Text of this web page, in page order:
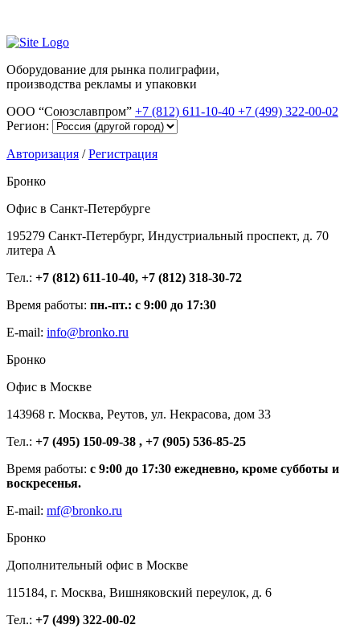
Оборудование для рынка полиграфии,
производства рекламы и упаковки
ООО “Союзславпром” +7 (812) 611-10-40 +7 (499) 322-00-02
Регион:
Авторизация /Регистрация
Бронко
Офис в Санкт-Петербурге
195279 Санкт-Петербург, Индустриальный проспект, д. 70
литера А
Тел.: +7 (812) 611-10-40, +7 (812) 318-30-72
Время работы: пн.-пт.: с 9:00 до 17:30
E-mail: info@bronko.ru
Бронко
Офис в Москве
143968 г. Москва, Реутов, ул. Некрасова, дом 33
Тел.: +7 (495) 150-09-38 , +7 (905) 536-85-25
Время работы: с 9:00 до 17:30 ежедневно, кроме субботы и
воскресенья.
E-mail: mf@bronko.ru
Бронко
Дополнительный офис в Москве
115184, г. Москва, Вишняковский переулок, д. 6
Тел.: +7 (499) 322-00-02